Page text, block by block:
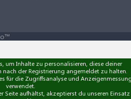
um Inhalte zu personalisieren, diese deiner
der Registrierung angemeldet zu halten.
für die Zugriffsanalyse und
verwendet.
Seite aufhältst, akzeptierst du unseren Einsatz